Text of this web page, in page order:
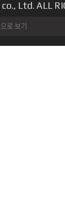
Ltd. ALL
로 보기